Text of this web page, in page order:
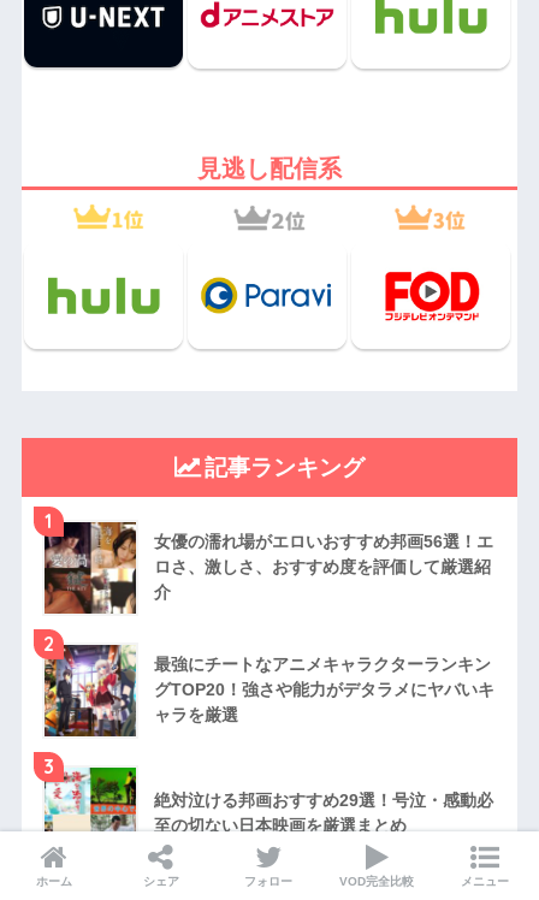
見逃し配信系
記事ランキング
1
女優の濡れ場がエロいおすすめ邦画56選！エ
ロさ、激しさ、おすすめ度を評価して厳選紹
介
2
最強にチートなアニメキャラクターランキン
グTOP20！強さや能力がデタラメにヤバいキ
ャラを厳選
3
絶対泣ける邦画おすすめ29選！号泣・感動必
至の切ない日本映画を厳選まとめ
4
ホーム シェア フォロー VOD完全比較 メニュー